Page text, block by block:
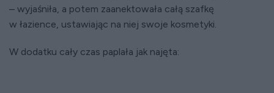
– wyjaśniła, a potem zaanektowała całą szafkę
w łazience, ustawiając na niej swoje kosmetyki.
W dodatku cały czas paplała jak najęta: